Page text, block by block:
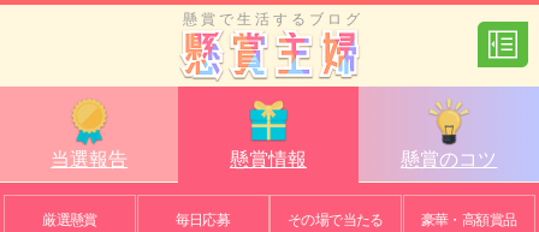
懸賞で生活するブログ
当選報告 懸賞情報 懸賞のコツ
厳選懸賞 毎日応募 その場で当たる 豪華・高額賞品